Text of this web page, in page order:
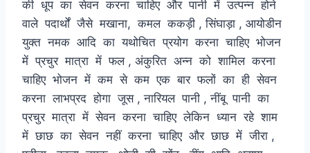
की धूप का सेवन करना चाहिए और पानी में उत्पन्न होने
वाले पदार्थों जैसे मखाना, कमल ककड़ी , सिंघाड़ा , आयोडीन
युक्त नमक आदि का यथोचित प्रयोग करना चाहिए भोजन
में प्रचुर मात्रा में फल , अंकुरित अन्न को शामिल करना
चाहिए भोजन में कम से कम एक बार फलों का ही सेवन
करना लाभप्रद होगा जूस , नारियल पानी , नींबू पानी का
प्रचुर मात्रा में सेवन करना चाहिए लेकिन ध्यान रहे शाम
में छाछ का सेवन नहीं करना चाहिए और छाछ में जीरा ,